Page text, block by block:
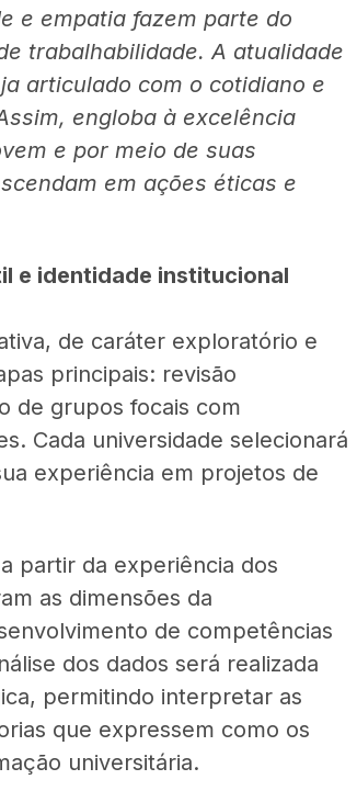
e empatia fazem parte do
trabalhabilidade. A atualidade
articulado com o cotidiano e
engloba à excelência
e por meio de suas
em ações éticas e
e identidade institucional
de caráter exploratório e
principais: revisão
de grupos focais com
Cada universidade selecionará
experiência em projetos de
partir da experiência dos
as dimensões da
de competências
dos dados será realizada
permitindo interpretar as
que expressem como os
universitária.